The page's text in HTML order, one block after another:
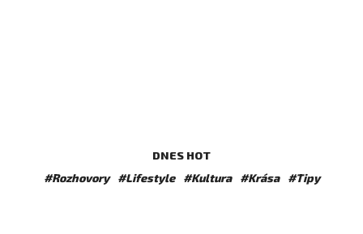
DNES HOT
#Rozhovory
#Lifestyle #Kultura #Krása #Tipy